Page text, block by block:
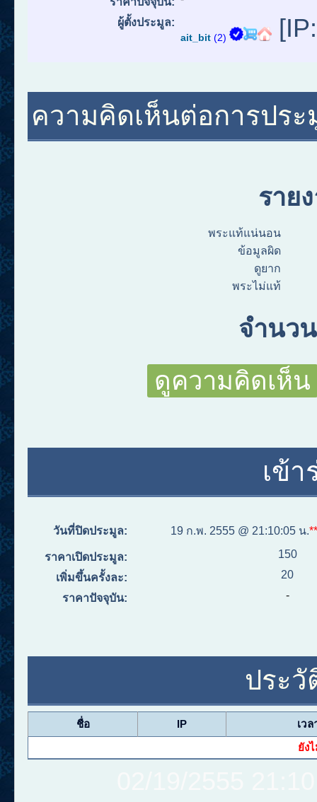
ผู้ตั้งประมูล:
ait_bit (2)
ความคิดเห็นต่อการประ
ราย
พระแท้แน่นอน
ข้อมูลผิด
ดูยาก
พระไม่แท้
จำนว
ดูความคิดเห็น
เข้
วันที่ปิดประมูล: 19 ก.พ. 2555 @ 21:10:05 น.
ราคาเปิดประมูล:
150
เพิ่มขึ้นครั้งละ:
20
ราคาปัจจุบัน:
-
ประวั
ชื่อ IP
เวล
ยัง